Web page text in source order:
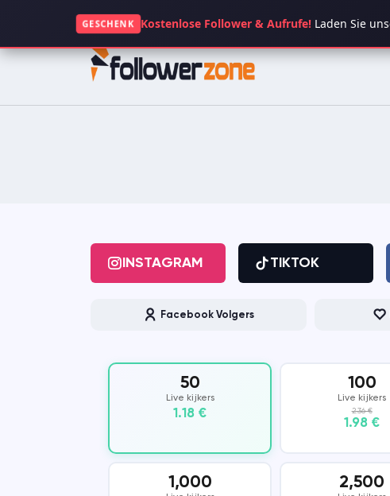
GESCHENK Kostenlose Follower & Aufrufe!Laden Sie
+49 1521 5117063
GOOGLE APP STORE
INSTAGRAM TIKTOK
Facebook Volgers
50
Live kijkers
1.18 €
100
Live kijkers
2.36 €
1.98 €
1,000 2,500